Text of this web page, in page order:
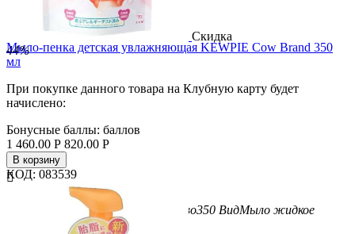
Скидка
44%
Мыло-пенка детская увлажняющая KEWPIE Cow Brand 350
мл
При покупке данного товара на Клубную карту будет
начислено:
Бонусные баллы: баллов
1 460.00 Р 820.00 Р
В корзину

Cow Brand Вес/Объем/Кол-во350 ВидМыло жидкое
КОД: 083539